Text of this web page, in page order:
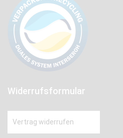
Widerrufsformular
Vertrag widerrufen